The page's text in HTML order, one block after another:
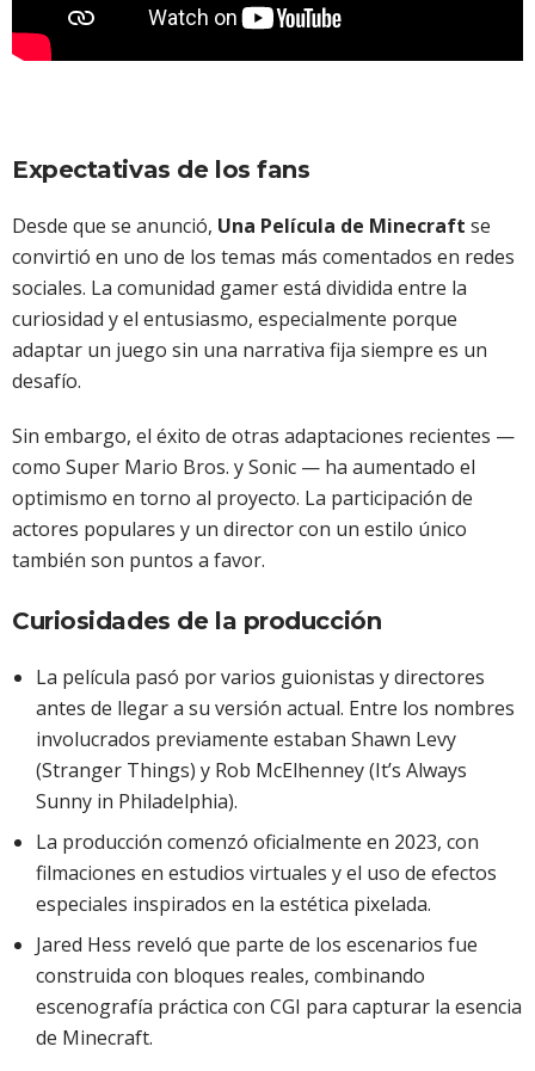
Expectativas de los fans
Desde que se anunció, Una Película de Minecraft se
convirtió en uno de los temas más comentados en redes
sociales. La comunidad gamer está dividida entre la
curiosidad y el entusiasmo, especialmente porque
adaptar un juego sin una narrativa fija siempre es un
desafío.
Sin embargo, el éxito de otras adaptaciones recientes —
como Super Mario Bros. y Sonic — ha aumentado el
optimismo en torno al proyecto. La participación de
actores populares y un director con un estilo único
también son puntos a favor.
Curiosidades de la producción
La película pasó por varios guionistas y directores
antes de llegar a su versión actual. Entre los nombres
involucrados previamente estaban Shawn Levy
(Stranger Things) y Rob McElhenney (It’s Always
Sunny in Philadelphia).
La producción comenzó oficialmente en 2023, con
filmaciones en estudios virtuales y el uso de efectos
especiales inspirados en la estética pixelada.
Jared Hess reveló que parte de los escenarios fue
construida con bloques reales, combinando
escenografía práctica con CGI para capturar la esencia
de Minecraft.